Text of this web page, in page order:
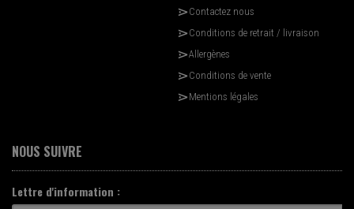
Contactez nous
Conditions de retrait / livraison
Allergènes
Conditions de vente
Mentions légales
NOUS SUIVRE
Lettre d'information :